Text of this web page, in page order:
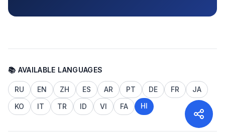
📚 AVAILABLE LANGUAGES
RU EN ZH ES AR PT DE FR
JA
KO
IT TR ID VI FA HI